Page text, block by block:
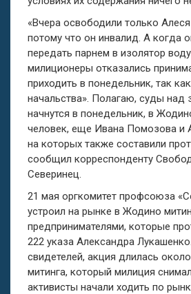
«Вчера освободили только
потому что он инвалид. А когда
передать парнем в изолятор
милиционеры отказались
приходить в понедельник, так
начальства». Полагаю, суды над
начнутся в понедельник, в
человек, еще Ивана Помозова и
на которых также составили
сообщил корреспонденту
Северинец.
21 мая оргкомитет профсоюза
устроил на рынке в Жодино
предпринимателями, которые
222 указа Александра
свидетелей, акция длилась
митинга, который милиция
активисты начали ходить по